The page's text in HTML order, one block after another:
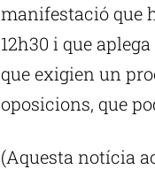
manifestació que
12h30 i que
que exigien un
oposicions, que
(Aquesta notícia